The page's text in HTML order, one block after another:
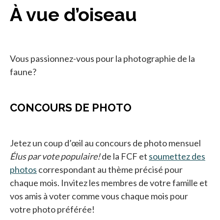
À vue d’oiseau
Vous passionnez-vous pour la photographie de la
faune?
CONCOURS DE PHOTO
Jetez un coup d’œil au concours de photo mensuel
Élus par vote populaire!de la FCF et soumettez des
photos correspondant au thème précisé pour
chaque mois. Invitez les membres de votre famille et
vos amis à voter comme vous chaque mois pour
votre photo préférée!